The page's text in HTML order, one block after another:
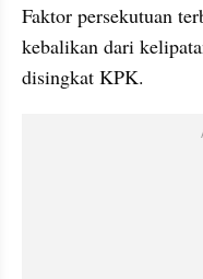
Faktor persekutuan
kebalikan dari
disingkat KPK.